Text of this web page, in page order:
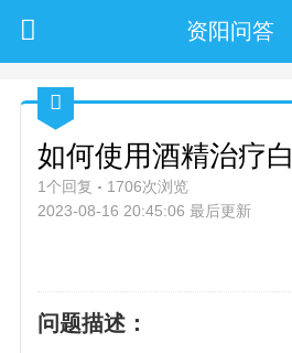
资阳问答
如何使用酒精治疗
1个回复
1706次浏览
2023-08-16 20:45:06 最后更新
问题描述：